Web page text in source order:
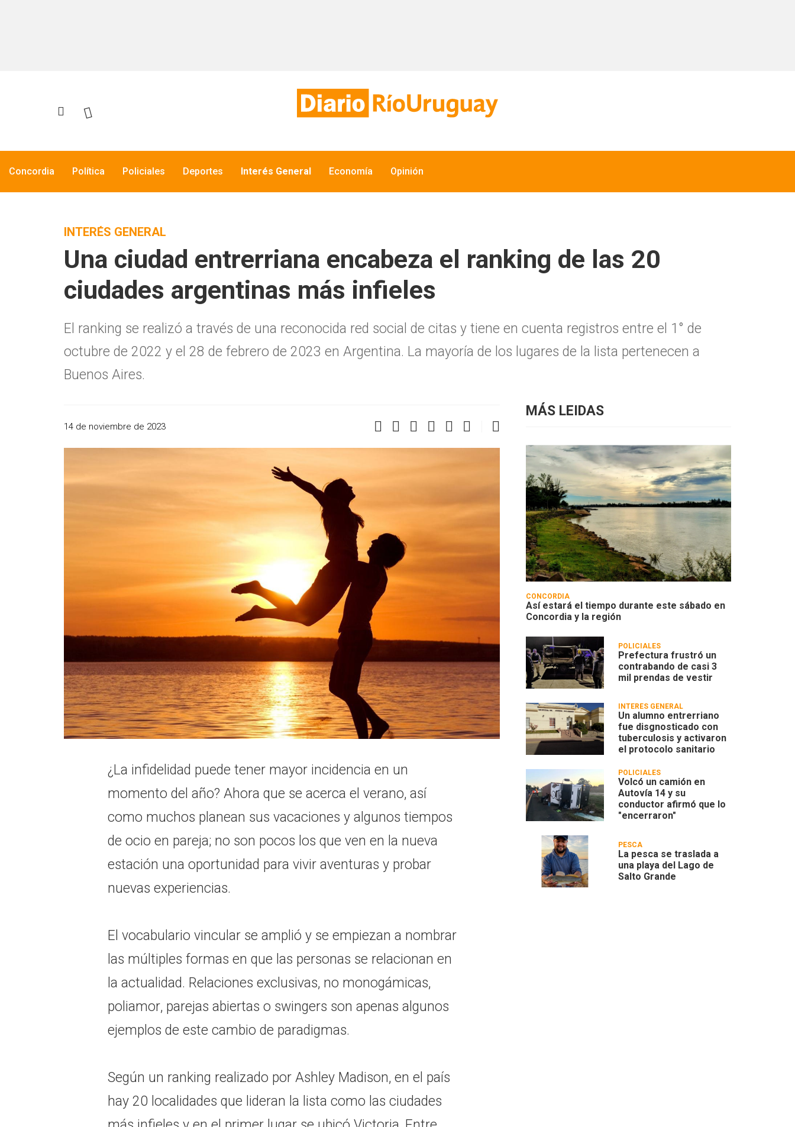
Concordia Política Policiales Deportes Interés General Economía Opinión
INTERÉS GENERAL
Una ciudad entrerriana encabeza el ranking de las 20
ciudades argentinas más infieles
El ranking se realizó a través de una reconocida red social de citas y tiene en cuenta registros entre el 1° de
octubre de 2022 y el 28 de febrero de 2023 en Argentina. La mayoría de los lugares de la lista pertenecen a
Buenos Aires.
14 de noviembre de 2023
¿La infidelidad puede tener mayor incidencia en un
momento del año? Ahora que se acerca el verano, así
como muchos planean sus vacaciones y algunos tiempos
de ocio en pareja; no son pocos los que ven en la nueva
estación una oportunidad para vivir aventuras y probar
nuevas experiencias.
El vocabulario vincular se amplió y se empiezan a nombrar
las múltiples formas en que las personas se relacionan en
la actualidad. Relaciones exclusivas, no monogámicas,
poliamor, parejas abiertas o swingers son apenas algunos
ejemplos de este cambio de paradigmas.
Según un ranking realizado por Ashley Madison, en el país
hay 20 localidades que lideran la lista como las ciudades
MÁS LEIDAS
CONCORDIA
Así estará el tiempo durante este sábado en
Concordia y la región
POLICIALES
Prefectura frustró un
contrabando de casi 3
mil prendas de vestir
INTERÉS GENERAL
Un alumno entrerriano
fue disgnosticado con
tuberculosis y activaron
el protocolo sanitario
POLICIALES
Volcó un camión en
Autovía 14 y su
conductor afirmó que lo
"encerraron"
PESCA
La pesca se traslada a
una playa del Lago de
Salto Grande